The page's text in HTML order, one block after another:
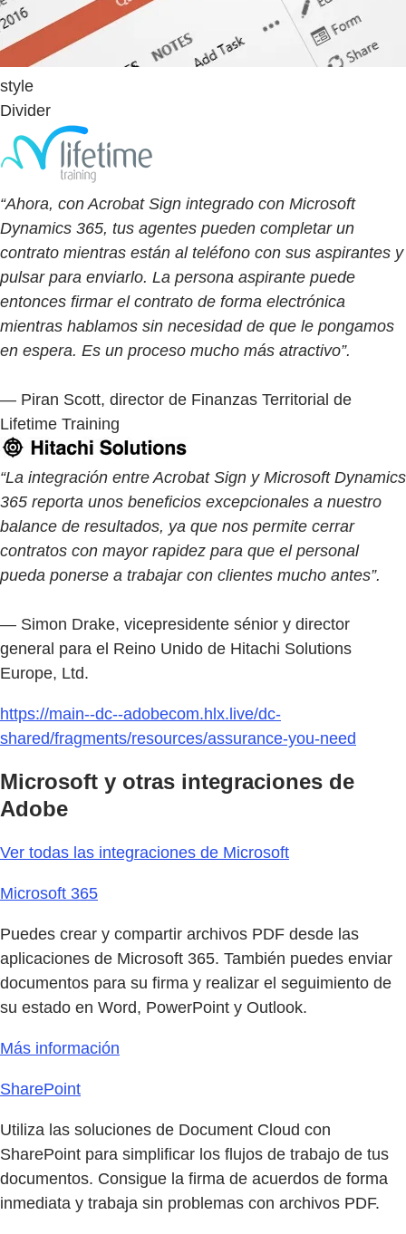
style
Divider
“Ahora, con Acrobat Sign integrado con Microsoft
Dynamics 365, tus agentes pueden completar un
contrato mientras están al teléfono con sus aspirantes y
pulsar para enviarlo. La persona aspirante puede
entonces firmar el contrato de forma electrónica
mientras hablamos sin necesidad de que le pongamos
en espera. Es un proceso mucho más atractivo”.
— Piran Scott, director de Finanzas Territorial de
Lifetime Training
“La integración entre Acrobat Sign y Microsoft Dynamics
365 reporta unos beneficios excepcionales a nuestro
balance de resultados, ya que nos permite cerrar
contratos con mayor rapidez para que el personal
pueda ponerse a trabajar con clientes mucho antes”.
— Simon Drake, vicepresidente sénior y director
general para el Reino Unido de Hitachi Solutions
Europe, Ltd.
https://main--dc--adobecom.hlx.live/dc-
shared/fragments/resources/assurance-you-need
Microsoft y otras integraciones de
Adobe
Ver todas las integraciones de Microsoft
Microsoft 365
Puedes crear y compartir archivos PDF desde las
aplicaciones de Microsoft 365. También puedes enviar
documentos para su firma y realizar el seguimiento de
su estado en Word, PowerPoint y Outlook.
Más información
SharePoint
Utiliza las soluciones de Document Cloud con
SharePoint para simplificar los flujos de trabajo de tus
documentos. Consigue la firma de acuerdos de forma
inmediata y trabaja sin problemas con archivos PDF.